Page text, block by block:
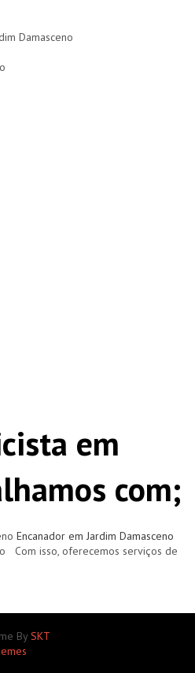
Damasceno
em
com;
Encanador em Jardim Damasceno
Com isso, oferecemos serviços de
By SKT